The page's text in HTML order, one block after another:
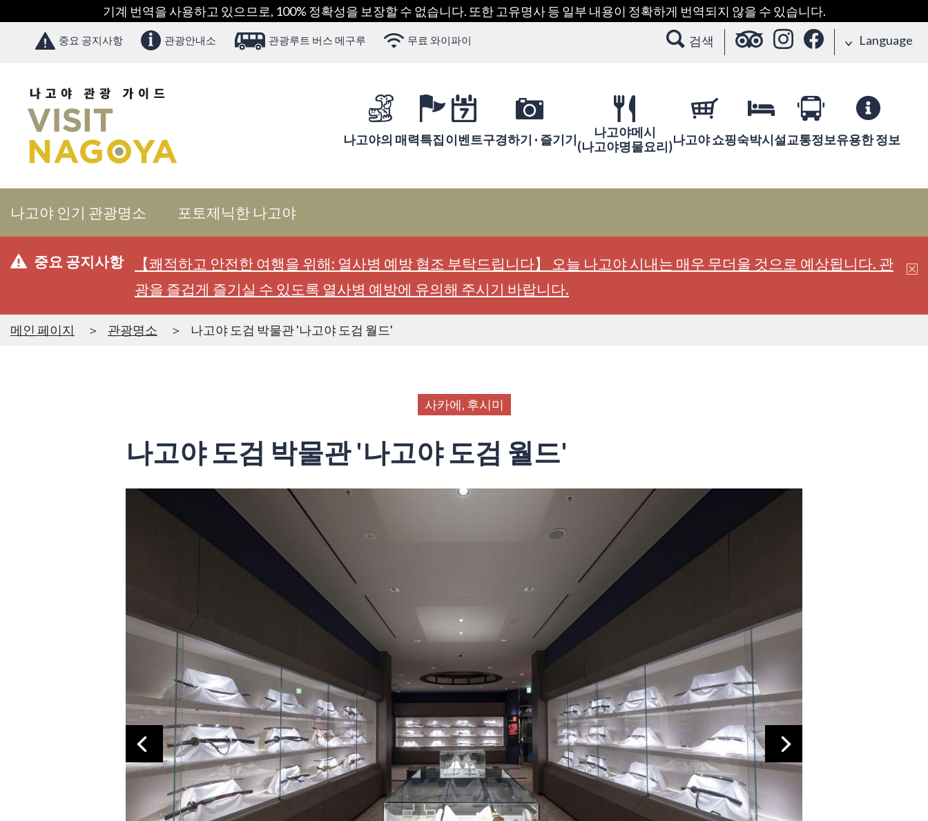
기계 번역을 사용하고 있으므로, 100% 정확성을 보장할 수 없습니다. 또한 고유명사 등 일부 내용이 정확하게 번역되지 않을 수 있습니다.
중요 공지사항 관광안내소 관광루트 버스 메구루 무료 와이파이 검색 Language
나고야의 매력특집이벤트구경하기 · 즐기기
나고야메시
(나고야명물요리)나고야 쇼핑숙박시설교통정보유용한 정보
나고야 인기 관광명소 포토제닉한 나고야
중요 공지사항
【쾌적하고 안전한 여행을 위해: 열사병 예방 협조 부탁드립니다】 오늘 나고야 시내는 매우 무더울 것으로 예상됩니다. 관
광을 즐겁게 즐기실 수 있도록 열사병 예방에 유의해 주시기 바랍니다.
메인 페이지 관광명소 나고야 도검 박물관 '나고야 도검 월드'
사카에, 후시미
나고야 도검 박물관 '나고야 도검 월드'